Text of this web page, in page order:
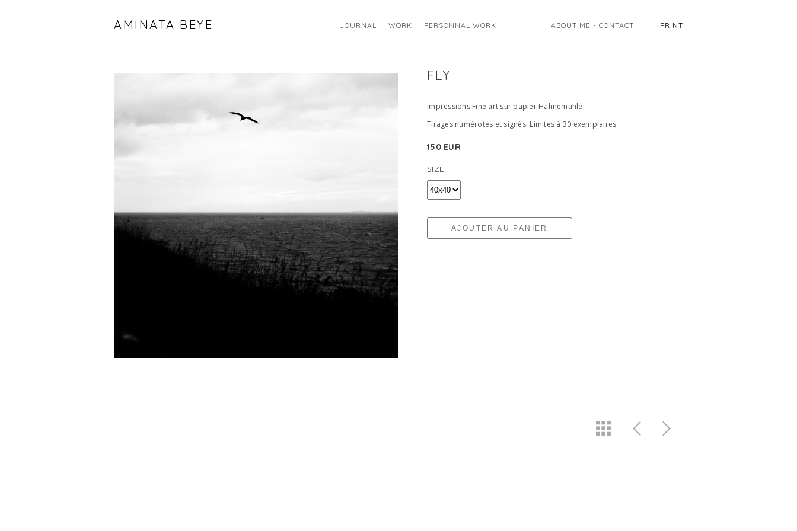
AMINATA BEYE JOURNAL WORK PERSONNAL WORK ABOUT ME - CONTACT PRINT
FLY
Impressions Fine art sur papier Hahnemühle.
Tirages numérotés et signés. Limités à 30 exemplaires.
150 EUR
SIZE
AJOUTER AU PANIER